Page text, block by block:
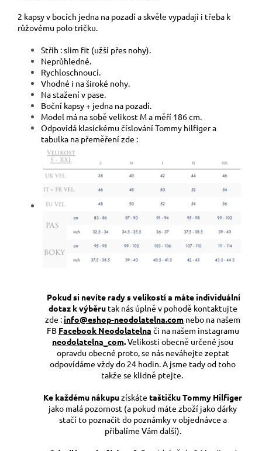
2 kapsy v bocích jedna na pozadí a skvěle vypadají i třeba k
růžovému polo tričku.
Střih : slim fit (užší přes nohy).
Neprůhledné.
Rychloschnoucí.
Vhodné i na široké nohy.
Na stažení v pase.
Boční kapsy + jedna na pozadí.
Model má na sobě velikost M a měří 186 cm.
Odpovídá klasickému číslování Tommy hilfiger a
tabulka na přeměření zde :
Pokud si nevíte rady s velikostí a máte individuální
dotaz k výběrutak nás úplně v pohodě kontaktujte
zde : info@eshop-neodolatelna.com nebo na našem
FB Facebook Neodolatelna či na našem instagramu
neodolatelna_com.Velikosti obecně určené jsou
opravdu obecné proto, se nás neváhejte zeptat
odpovídáme vždy do 24 hodin. A jsme tady od toho
takže se klidně ptejte.
Ke každému nákupuzískáte taštičku Tommy Hilfiger
jako malá pozornost (a pokud máte zboží jako dárky
stačí to poznačit do poznámky v objednávce a
přibalíme Vám další).